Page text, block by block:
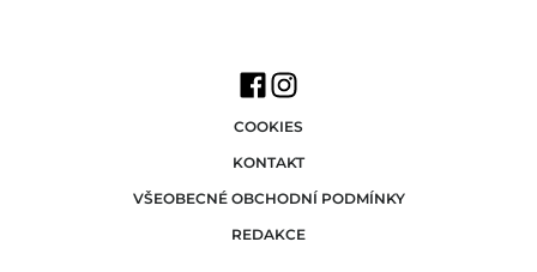
COOKIES
KONTAKT
VŠEOBECNÉ OBCHODNÍ PODMÍNKY
REDAKCE